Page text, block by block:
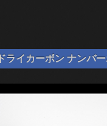
ドライカーボン ナンバ